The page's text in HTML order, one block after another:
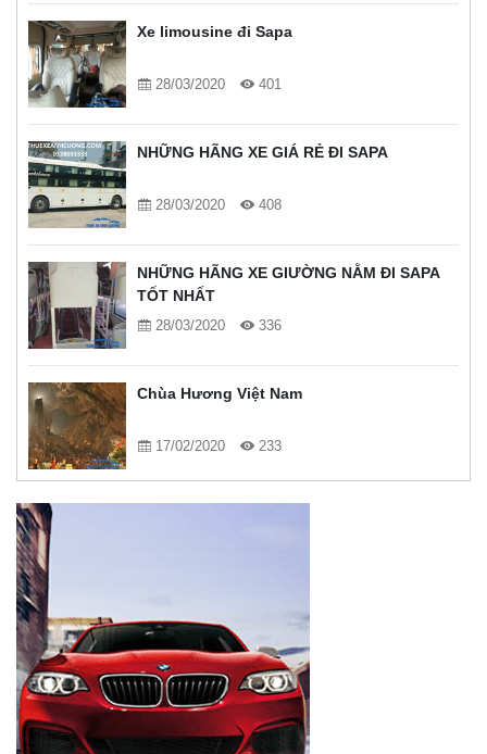
Xe limousine đi Sapa
28/03/2020 401
NHỮNG HÃNG XE GIÁ RẺ ĐI SAPA
28/03/2020 408
NHỮNG HÃNG XE GIƯỜNG NẰM ĐI SAPA
TỐT NHẤT
28/03/2020 336
Chùa Hương Việt Nam
17/02/2020 233